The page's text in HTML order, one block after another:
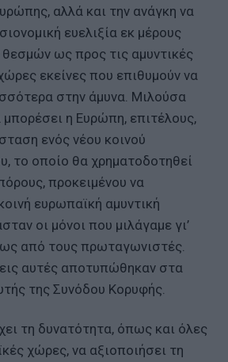
αλλά και την ανάγκη να
ευελιξία εκ μέρους
ως προς τις αμυντικές
εκείνες που επιθυμούν να
στην άμυνα. Μιλούσα
μπορέσει η Ευρώπη, επιτέλους,
ενός νέου κοινού
το οποίο θα χρηματοδοτηθεί
προκειμένου να
ευρωπαϊκή αμυντική
οι μόνοι που μιλάγαμε γι’
από τους πρωταγωνιστές.
αυτές αποτυπώθηκαν στα
της Συνόδου Κορυφής.
τη δυνατότητα, όπως και όλες
χώρες, να αξιοποιήσει τη